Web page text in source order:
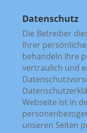
Datenschutz
Die Betreiber
Ihrer
behandeln Ihre
vertraulich und
Webseite ist in
unseren Seiten